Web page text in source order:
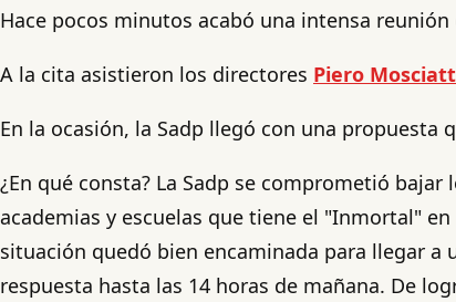
Hace pocos minutos acabó una intensa
A la cita asistieron los directores Piero
En la ocasión, la Sadp llegó con una propuesta
¿En qué consta? La Sadp se comprometió
academias y escuelas que tiene el "Inmortal"
situación quedó bien encaminada para llegar a
respuesta hasta las 14 horas de mañana. De